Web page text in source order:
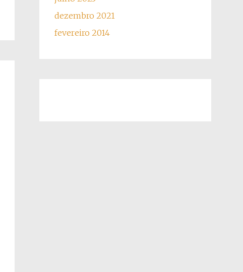
dezembro 2021
fevereiro 2014